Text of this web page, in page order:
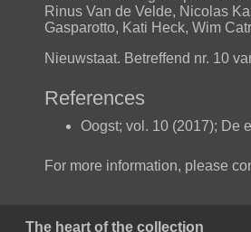
Rinus Van de Velde, Nicolas
Gasparotto, Kati Heck, Wim
Nieuwstaat. Betreffend nr. 10
References
Oogst; vol. 10 (2017); De
For more information, please
The heart of the collection